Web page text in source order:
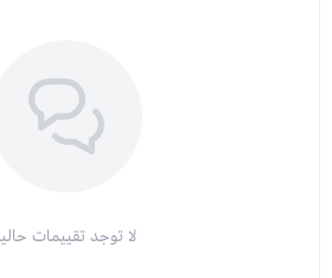
لا توجد تقييمات حاليا